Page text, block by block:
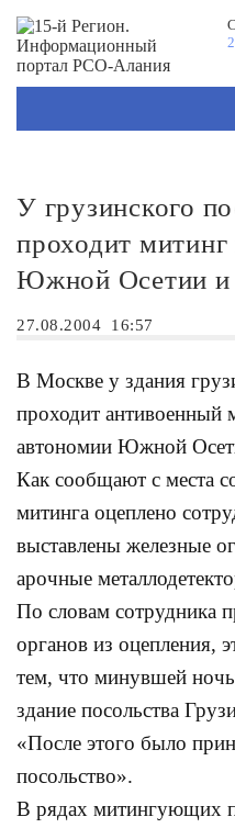
У грузинского
проходит
Южной Осетии и
27.08.2004 16:57
В Москве у здания
проходит антивоенный
автономии Южной
Как сообщают с места
митинга оцеплено
выставлены железные
арочные
По словам сотрудника
органов из оцепления,
тем, что минувшей
здание посольства
«После этого было
посольство».
В рядах митингующих